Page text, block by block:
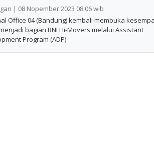
| 08 Nopember 2023 08:06 wib
Office 04 (Bandung) kembali membuka
bagian BNI Hi-Movers melalui Assistant
Program (ADP)